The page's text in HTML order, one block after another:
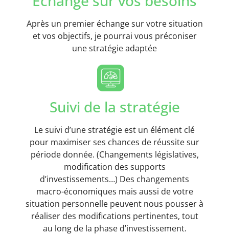
Après un premier échange sur votre situation
et vos objectifs, je pourrai vous préconiser
une stratégie adaptée
Suivi de la stratégie
Le suivi d’une stratégie est un élément clé
pour maximiser ses chances de réussite sur
période donnée. (Changements législatives,
modification des supports
d’investissements…) Des changements
macro-économiques mais aussi de votre
situation personnelle peuvent nous pousser à
réaliser des modifications pertinentes, tout
au long de la phase d’investissement.